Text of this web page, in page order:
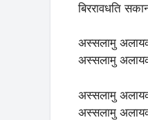
बिररावधति
अस्सलामु
अस्सलामु
अस्सलामु
अस्सलामु